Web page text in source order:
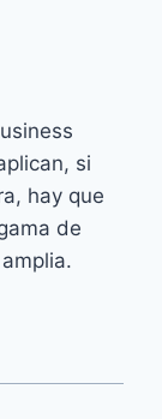
si
hay que
de